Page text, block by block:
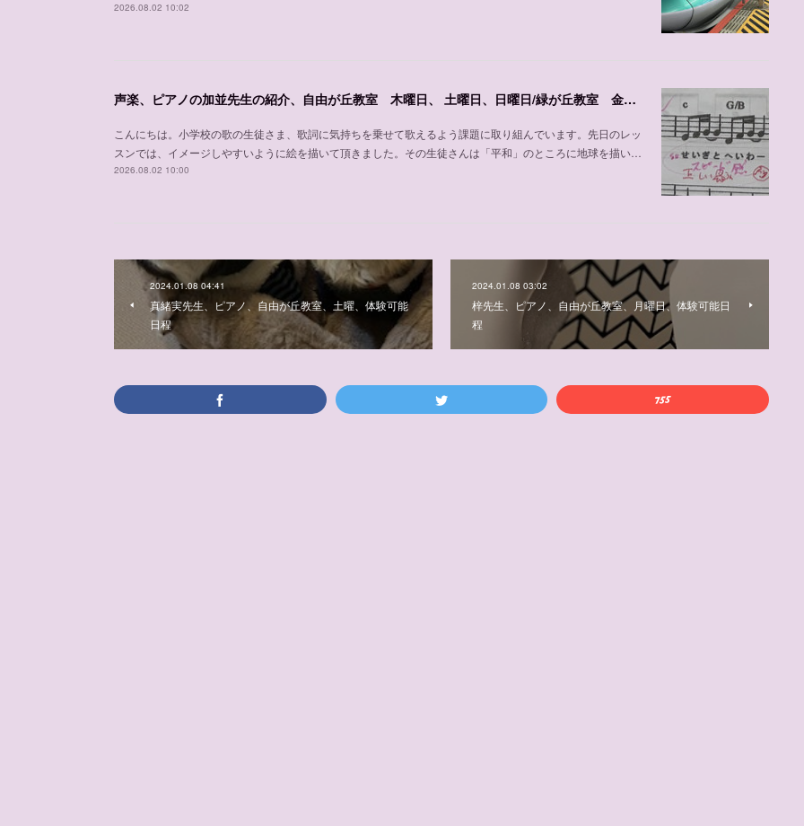
2026.08.02 10:02
声楽、ピアノの加並先生の紹介、自由が丘教室 木曜日、 土曜日、日曜日/緑が丘教室 金曜日
こんにちは。小学校の歌の生徒さま、歌詞に気持ちを乗せて歌えるよう課題に取り組んでいます。先日のレッ
スンでは、イメージしやすいように絵を描いて頂きました。その生徒さんは「平和」のところに地球を描い…
2026.08.02 10:00
2024.01.08 04:41
真緒実先生、ピアノ、自由が丘教室、土曜、体験可能
日程
2024.01.08 03:02
梓先生、ピアノ、自由が丘教室、月曜日、体験可能日
程